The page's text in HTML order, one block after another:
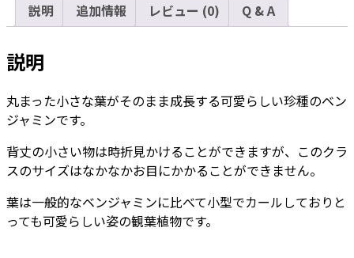
ッ
10
サ
イ
ズ
個
説明 追加情報 レビュー (0) Q & A
説明
丸まった小さな葉がそのまま成長する可愛らしい珍種のベン
ジャミンです。
背丈の小さい物は時折見かけることができますが、このクラ
スのサイズはなかなかお目にかかることができません。
葉は一般的なベンジャミンに比べて小型でカールしておりと
っても可愛らしい姿の観葉植物です。